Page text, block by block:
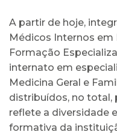
A partir de hoje,
Médicos Internos em
Formação
internato em
Medicina Geral e
distribuídos, no total,
reflete a diversidade
formativa da